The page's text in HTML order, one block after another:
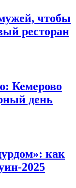
чтобы
ресторан
Кемерово
день
как
2025